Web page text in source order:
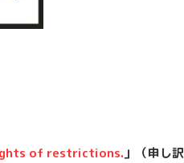
of restrictions.」（申し訳